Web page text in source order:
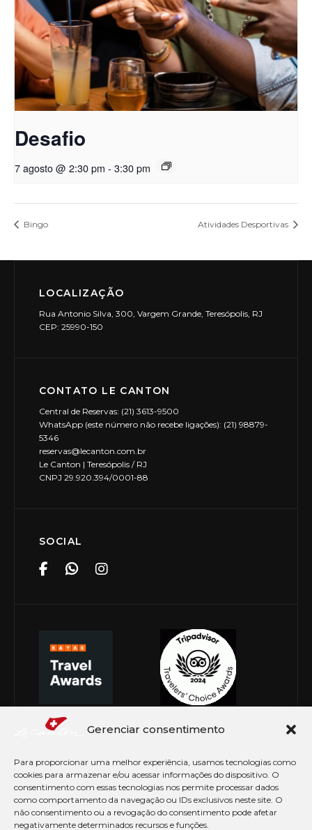
Gerenciar consentimento
Para proporcionar uma melhor experiência, usamos tecnologias como
cookies para armazenar e/ou acessar informações do dispositivo. O
consentimento com essas tecnologias nos permite processar dados
como comportamento da navegação ou IDs exclusivos neste site. O
não consentimento ou a revogação do consentimento pode afetar
negativamente determinados recursos e funções.
Desafio
7 agosto @ 2:30 pm - 3:30 pm
Bingo Atividades Desportivas
LOCALIZAÇÃO
Rua Antonio Silva, 300, Vargem Grande, Teresópolis, RJ
CEP: 25990-150
CONTATO LE CANTON
Central de Reservas: (21) 3613-9500
WhatsApp (este número não recebe ligações): (21) 98879-
5346
reservas@lecanton.com.br
Le Canton | Teresópolis / RJ
CNPJ 29.920.394/0001-88
SOCIAL
© Copyright 2026 Le Canton. Todos os direitos